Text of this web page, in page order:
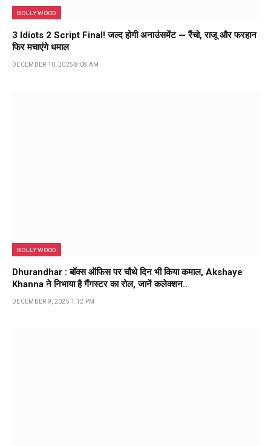
BOLLYWOOD
3 Idiots 2 Script Final! जल्द होगी अनाउंसमेंट — रैंचो, राजू और फरहान
फिर मचाएंगे धमाल
DECEMBER 10, 2025 8:08 AM
BOLLYWOOD
Dhurandhar : बॉक्स ऑफिस पर चौथे दिन भी किया कमाल, Akshaye
Khanna ने निभाया है गैंगस्टर का रोल, जानें कलेक्शन..
DECEMBER 9, 2025 1:12 PM